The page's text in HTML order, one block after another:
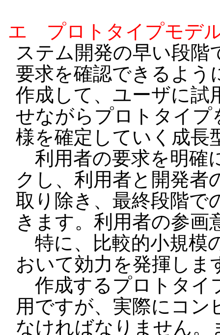
エ
プロトタイプモデ
ステム開発の早い段階
要求を確認できるよう
作成して、ユーザに試
せながらプロトタイプ
様を確定していく成長
利用者の要求を明確
クし、利用者と開発者
取り除き、最終段階で
きます。利用者の参画
特に、比較的小規模
おいて効力を発揮しま
作成するプロトタイ
用ですが、実際にコ
なければなりません。